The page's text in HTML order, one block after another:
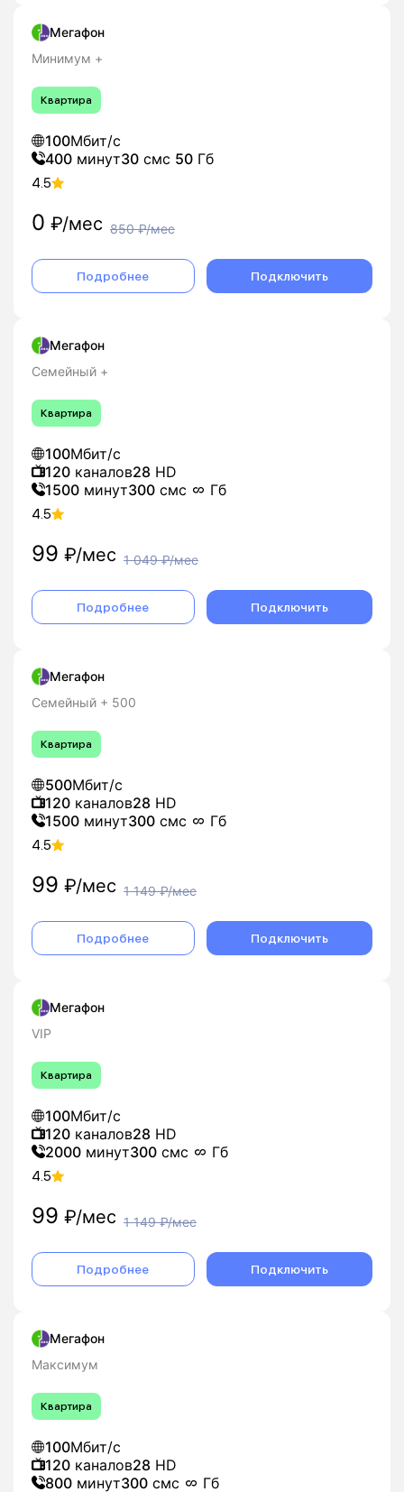
Мегафон
Минимум +
Квартира
100Мбит/с
400 минут30 смс 50 Гб
4.5
0 ₽/мес 850₽/мес
Подробнее Подключить
Мегафон
Семейный +
Квартира
100Мбит/с
120 каналов28 HD
1500 минут300 смс Гб
4.5
99 ₽/мес 1 049₽/мес
Подробнее Подключить
Мегафон
Семейный + 500
Квартира
500Мбит/с
120 каналов28 HD
1500 минут300 смс Гб
4.5
99 ₽/мес 1 149₽/мес
Подробнее Подключить
Мегафон
VIP
Квартира
100Мбит/с
120 каналов28 HD
2000 минут300 смс Гб
4.5
99 ₽/мес 1 149₽/мес
Подробнее Подключить
Мегафон
Максимум
Квартира
100Мбит/с
120 каналов28 HD
800 минут300 смс Гб